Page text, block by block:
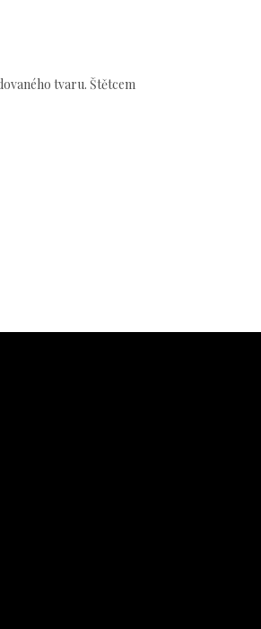
tvaru. Štětcem